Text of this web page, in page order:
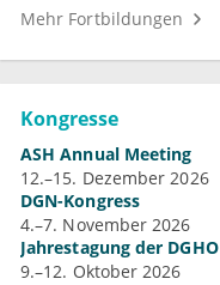
Mehr Fortbildungen
Kongresse
ASH Annual Meeting
12.–15. Dezember 2026
DGN-Kongress
4.–7. November 2026
Jahrestagung der DGHO
9.–12. Oktober 2026